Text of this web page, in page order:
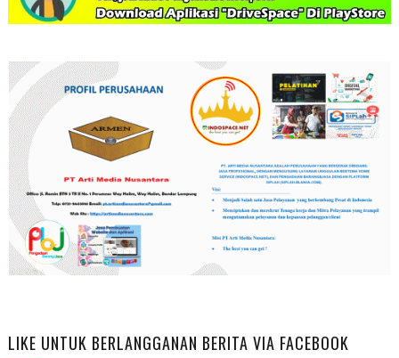
LIKE UNTUK BERLANGGANAN BERITA VIA FACEBOOK